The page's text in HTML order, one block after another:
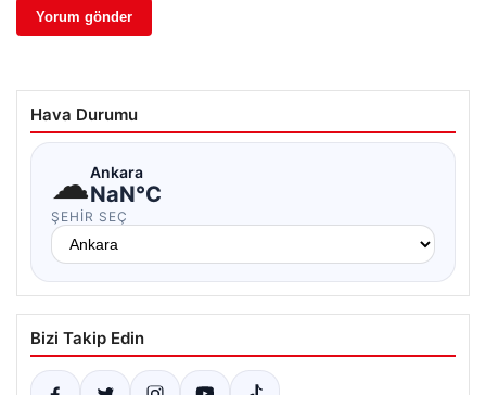
Hava Durumu
☁Ankara
NaN°C
ŞEHIR SEÇ
Bizi Takip Edin